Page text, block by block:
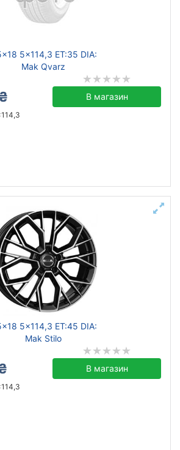
5x114,3 ET:35 DIA:
Mak Qvarz
В магазин
5x114,3 ET:45 DIA:
Mak Stilo
В магазин